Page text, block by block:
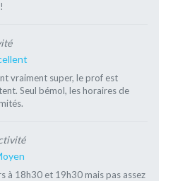
vraiment super, le prof est
Seul bémol, les horaires de
à 18h30 et 19h30 mais pas assez